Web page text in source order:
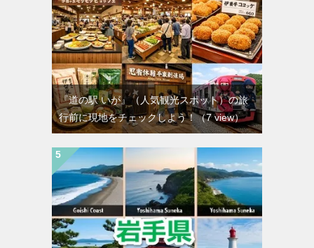
『道の駅 いが』（人気観光スポット）の旅
行前に現地をチェックしよう！（7 view）